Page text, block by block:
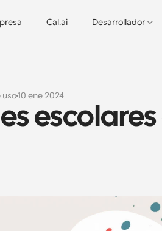
Cal.ai Desarrollador
uso10 ene 2024